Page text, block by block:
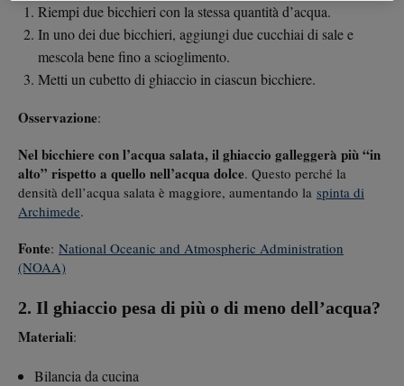
Riempi due bicchieri con la stessa quantità d’acqua.
In uno dei due bicchieri, aggiungi due cucchiai di sale e
mescola bene fino a scioglimento.
Metti un cubetto di ghiaccio in ciascun bicchiere.
Osservazione:
Nel bicchiere con l’acqua salata, il ghiaccio galleggerà più “in
alto” rispetto a quello nell’acqua dolce. Questo perché la
densità dell’acqua salata è maggiore, aumentando la spinta di
Archimede.
Fonte: National Oceanic and Atmospheric Administration
(NOAA)
2. Il ghiaccio pesa di più o di meno dell’acqua?
Materiali:
Bilancia da cucina